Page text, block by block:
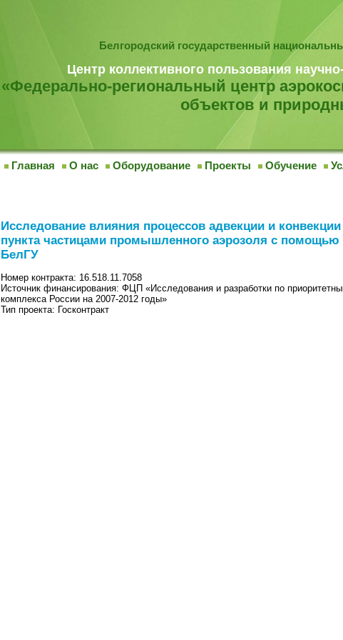
Белгородский государственный
Центр коллективного пользования
«Федерально-региональный центр
объектов и
Главная О нас Оборудование Проекты Обучение
Исследование влияния процессов адвекции и
пункта частицами промышленного аэрозоля с помощью
БелГУ
Номер контракта: 16.518.11.7058
Источник финансирования: ФЦП «Исследования и разработки по
комплекса России на 2007-2012 годы»
Тип проекта: Госконтракт